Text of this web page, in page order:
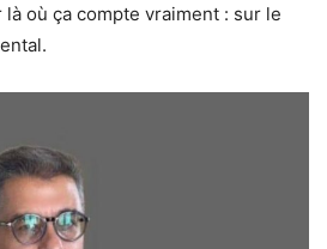
là où ça compte vraiment : sur le